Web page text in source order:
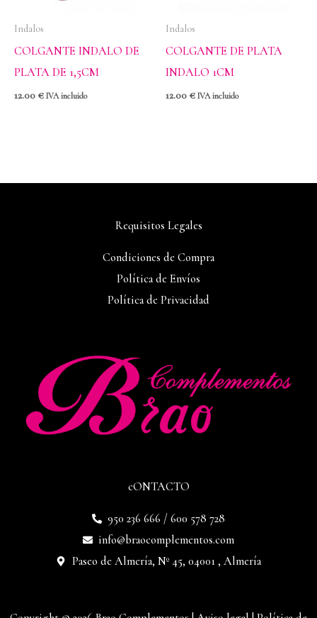
Indalos
COLGANTE INDALO DE
PLATA DE 1,5CM
12.00 € IVA incluido
Indalos
COLGANTE DE PLATA
INDALO 1CM
12.00 € IVA incluido
cONTACTO
950 236 666 / 600 578 728
info@braocomplementos.com
Paseo de Almería, Nº 45, 04001 , Almería
Requisitos Legales
Condiciones de Compra
Política de Envíos
Política de Privacidad